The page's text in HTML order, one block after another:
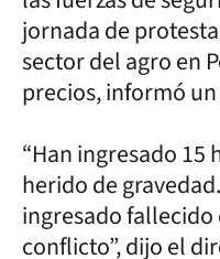
jornada de
sector del agro en
precios, informó
“Han ingresado 15
herido de
ingresado
conflicto”, dijo el